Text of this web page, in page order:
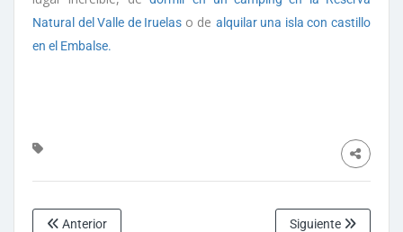
Natural del Valle de Iruelas o de alquilar una isla con castillo
en el Embalse.
Anterior Siguiente